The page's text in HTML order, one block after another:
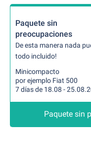
Paquete sin
preocupaciones
De esta manera nada
todo incluido!
Minicompacto
por ejemplo Fiat 500
7 días de 18.08 -
Paquete sin